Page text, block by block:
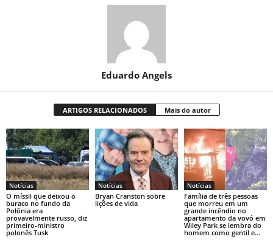
Eduardo Angels
ARTIGOS RELACIONADOS Mais do autor
Notícias
O míssil que deixou o
buraco no fundo da
Polônia era
provavelmente russo, diz
primeiro-ministro
polonês Tusk
Notícias
Bryan Cranston sobre
lições de vida
Notícias
Família de três pessoas
que morreu em um
grande incêndio no
apartamento da vovó em
Wiley Park se lembra do
homem como gentil e...